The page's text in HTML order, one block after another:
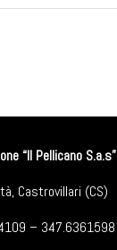
“Il Pellicano S.a.s”
Castrovillari (CS)
– 347.6361598